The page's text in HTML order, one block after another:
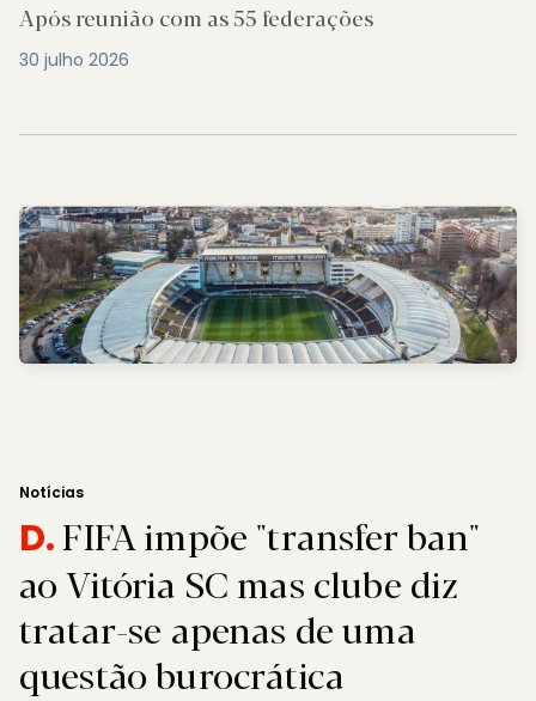
Após reunião com as 55 federações
30 julho 2026
Notícias
D.FIFA impõe "transfer ban"
ao Vitória SC mas clube diz
tratar-se apenas de uma
questão burocrática